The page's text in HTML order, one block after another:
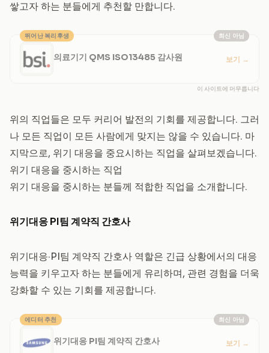
쌓고자 하는 분들에게 추천할 만합니다.
최신 아님
뛰어난 복리후생
의료기기 QMS ISO13485 감사원 보기 →
이 사이트에 머무릅니다
위의 직업들은 모두 커리어 발전의 기회를 제공합니다. 그러
나 모든 직업이 모든 사람에게 맞지는 않을 수 있습니다. 마
지막으로, 위기 대응을 중요시하는 직업을 살펴보겠습니다.
위기 대응을 중시하는 직업
위기 대응을 중시하는 분들께 적합한 직업을 소개합니다.
위기대응 PI팀 계약직 간호사
위기대응·PI팀 계약직 간호사 역할은 긴급 상황에서의 대응
능력을 키우고자 하는 분들에게 유리하며, 관련 경험을 더욱
강화할 수 있는 기회를 제공합니다.
최신 아님
에디터 추천
위기대응 PI팀 계약직 간호사 보기 →